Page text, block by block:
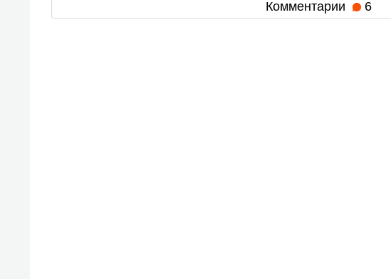
Комментарии 6